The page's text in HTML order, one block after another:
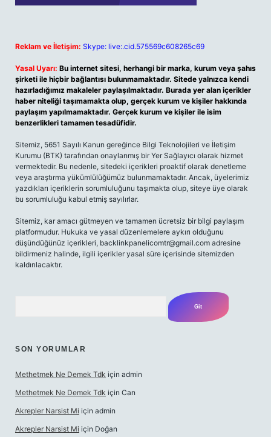
Reklam ve İletişim: Skype: live:.cid.575569c608265c69
Yasal Uyarı: Bu internet sitesi, herhangi bir marka, kurum veya şahıs
şirketi ile hiçbir bağlantısı bulunmamaktadır. Sitede yalnızca kendi
hazırladığımız makaleler paylaşılmaktadır. Burada yer alan içerikler
haber niteliği taşımamakta olup, gerçek kurum ve kişiler hakkında
paylaşım yapılmamaktadır. Gerçek kurum ve kişiler ile isim
benzerlikleri tamamen tesadüfidir.
Sitemiz, 5651 Sayılı Kanun gereğince Bilgi Teknolojileri ve İletişim
Kurumu (BTK) tarafından onaylanmış bir Yer Sağlayıcı olarak hizmet
vermektedir. Bu nedenle, sitedeki içerikleri proaktif olarak denetleme
veya araştırma yükümlülüğümüz bulunmamaktadır. Ancak, üyelerimiz
yazdıkları içeriklerin sorumluluğunu taşımakta olup, siteye üye olarak
bu sorumluluğu kabul etmiş sayılırlar.
Sitemiz, kar amacı gütmeyen ve tamamen ücretsiz bir bilgi paylaşım
platformudur. Hukuka ve yasal düzenlemelere aykırı olduğunu
düşündüğünüz içerikleri, backlinkpanelicomtr@gmail.com adresine
bildirmeniz halinde, ilgili içerikler yasal süre içerisinde sitemizden
kaldırılacaktır.
SON YORUMLAR
Methetmek Ne Demek Tdk için admin
Methetmek Ne Demek Tdk için Can
Akrepler Narsist Mi için admin
Akrepler Narsist Mi için Doğan